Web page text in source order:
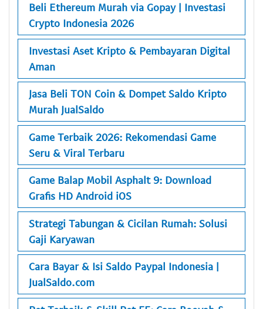
Beli Ethereum Murah via Gopay | Investasi
Crypto Indonesia 2026
Investasi Aset Kripto & Pembayaran Digital
Aman
Jasa Beli TON Coin & Dompet Saldo Kripto
Murah JualSaldo
Game Terbaik 2026: Rekomendasi Game
Seru & Viral Terbaru
Game Balap Mobil Asphalt 9: Download
Grafis HD Android iOS
Strategi Tabungan & Cicilan Rumah: Solusi
Gaji Karyawan
Cara Bayar & Isi Saldo Paypal Indonesia |
JualSaldo.com